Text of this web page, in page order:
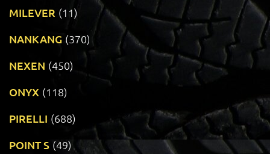
MILEVER (11)
NANKANG (370)
NEXEN (450)
ONYX (118)
PIRELLI (688)
POINT S (49)